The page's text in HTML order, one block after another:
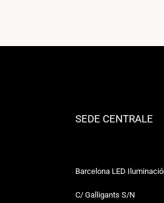
SEDE CENTRALE
Barcelona LED
C/ Galligants S/N